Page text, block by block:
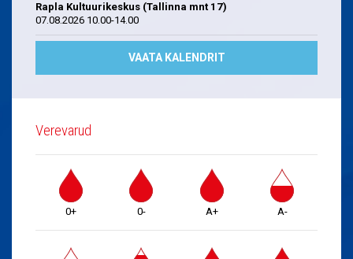
Rapla Kultuurikeskus (Tallinna mnt 17)
07.08.2026 10.00-14.00
VAATA KALENDRIT
Verevarud
0+ 0- A+ A-